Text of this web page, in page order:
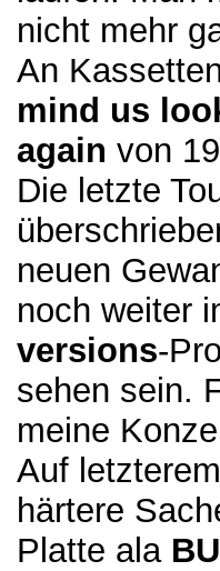
nicht mehr
An
mind us
again von
Die letzte
neuen
noch weiter
versions-
sehen sein.
meine
Auf
härtere
Platte ala